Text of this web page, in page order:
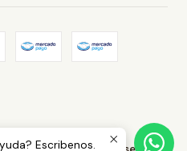
Escribenos.